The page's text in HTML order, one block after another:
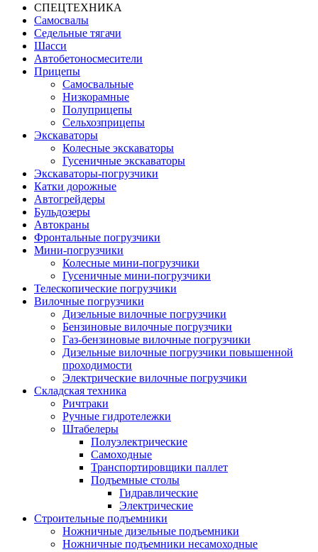
СПЕЦТЕХНИКА
Самосвалы
Седельные тягачи
Шасси
Автобетоно­смесители
Прицепы
Самосвальные
Низкорамные
Полуприцепы
Сельхозприцепы
Экскаваторы
Колесные экскаваторы
Гусеничные экскаваторы
Экскаваторы-погрузчики
Катки дорожные
Автогрейдеры
Бульдозеры
Автокраны
Фронтальные погрузчики
Мини-погрузчики
Колесные мини-погрузчики
Гусеничные мини-погрузчики
Телескопические погрузчики
Вилочные погрузчики
Дизельные вилочные погрузчики
Бензиновые вилочные погрузчики
Газ-бензиновые вилочные погрузчики
Дизельные вилочные погрузчики повышенной
проходимости
Электрические вилочные погрузчики
Складская техника
Ричтраки
Ручные гидротележки
Штабелеры
Полуэлектрические
Самоходные
Транспортировщики паллет
Подъемные столы
Гидравлические
Электрические
Строительные подъемники
Ножничные дизельные подъемники
Ножничные подъемники несамоходные